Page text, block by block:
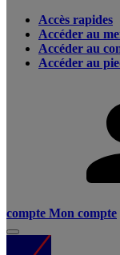
Accès rapides
Accéder au
Accéder au
Accéder au
compte Mon compte